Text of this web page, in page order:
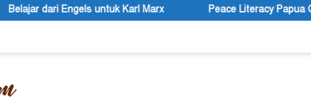
Marx Peace Literacy Papua Gelar Diskusi Bertajuk